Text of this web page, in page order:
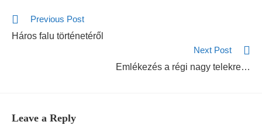
Previous Post
Háros falu történetéről
Next Post
Emlékezés a régi nagy telekre…
Leave a Reply